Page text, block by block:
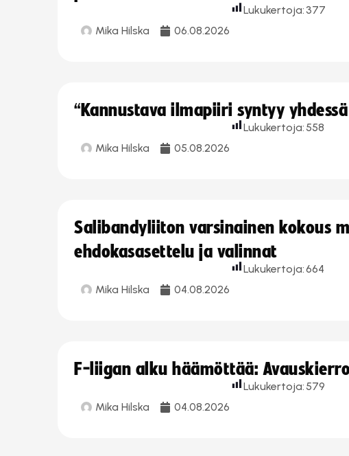
Mika Hilska 06.08.2026
Lukukertoja: 377
“Kannustava ilmapiiri syntyy
Mika Hilska 05.08.2026
Lukukertoja: 558
Salibandyliiton varsinainen kokous
ehdokasasettelu ja valinnat
Mika Hilska 04.08.2026
Lukukertoja:664
F-liigan alku häämöttää:
Mika Hilska 04.08.2026
Lukukertoja: 579